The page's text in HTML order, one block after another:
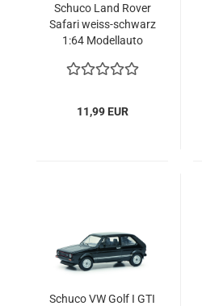
Schuco Land Rover
Safari weiss-schwarz
1:64 Modellauto
11,99 EUR
Schuco VW Golf I GTI